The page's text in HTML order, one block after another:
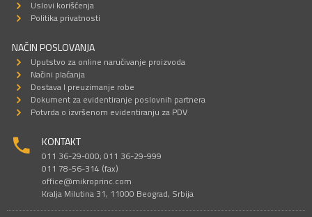
Uslovi korišćenja
Politika privatnosti
NAČIN POSLOVANJA
Uputstvo za online naručivanje proizvoda
Načini plaćanja
Dostava I preuzimanje robe
Dokument za evidentiranje poslovnih partnera
Potvrda o izvršenom evidentiranju za PDV
KONTAKT
011 36-29-000; 011 36-29-999
011 78-56-314 (fax)
office@mikroprinc.com
Kralja Milutina 31, 11000 Beograd, Srbija